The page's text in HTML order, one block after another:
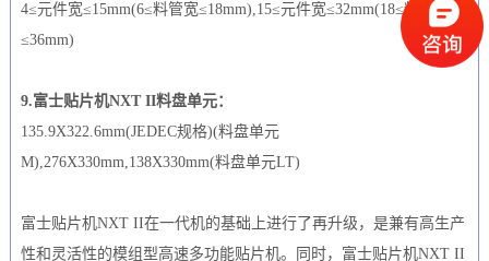
4≤元件宽≤15mm(6≤料管宽≤18mm),15≤元件宽≤32mm(18≤料管宽
≤36mm)
9.富士贴片机NXT II料盘单元：
135.9X322.6mm(JEDEC规格)(料盘单元
M),276X330mm,138X330mm(料盘单元LT)
富士贴片机NXT II在一代机的基础上进行了再升级，是兼有高生产
性和灵活性的模组型高速多功能贴片机。同时，富士贴片机NXT II